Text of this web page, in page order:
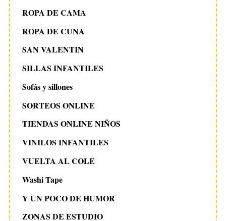
ROPA DE CAMA
ROPA DE CUNA
SAN VALENTIN
SILLAS INFANTILES
Sofás y sillones
SORTEOS ONLINE
TIENDAS ONLINE NIÑOS
VINILOS INFANTILES
VUELTA AL COLE
Washi Tape
Y UN POCO DE HUMOR
ZONAS DE ESTUDIO